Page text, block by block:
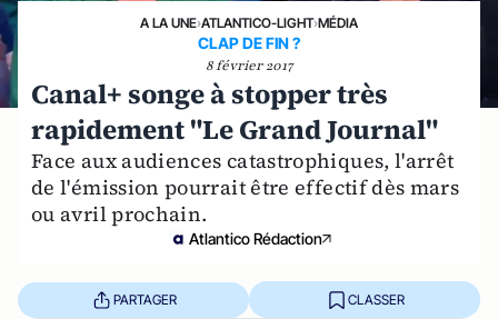
A LA UNE›ATLANTICO-LIGHT›MÉDIA
CLAP DE FIN ?
8 février 2017
Canal+ songe à stopper très
rapidement "Le Grand Journal"
Face aux audiences catastrophiques, l'arrêt
de l'émission pourrait être effectif dès mars
ou avril prochain.
Atlantico Rédaction
PARTAGER CLASSER